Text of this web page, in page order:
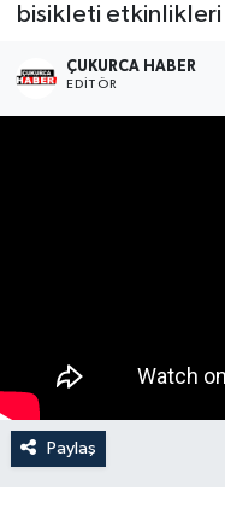
bisikleti etkinlikleri
ÇUKURCA HABER
EDITÖR
Paylaş